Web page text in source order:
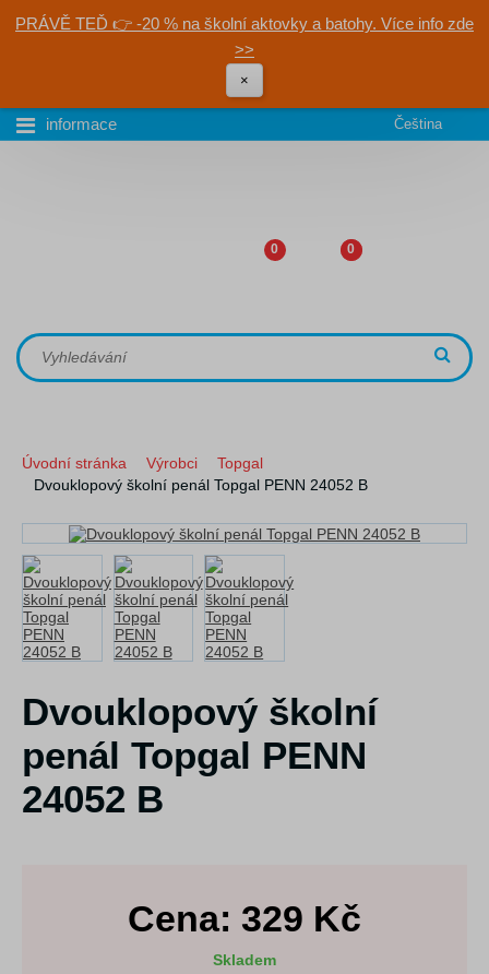
PRÁVĚ TEĎ 👉 -20 % na školní aktovky a batohy. Více info zde
>>
×
informace Čeština
0 0
Úvodní stránka Výrobci
Topgal
Dvouklopový školní penál Topgal PENN 24052 B
Dvouklopový školní
penál Topgal PENN
24052 B
Cena: 329 Kč
Skladem